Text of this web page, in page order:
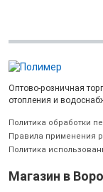
Оптово-розничная
отопления и
Политика обработки
Правила применения
Политика
Магазин в